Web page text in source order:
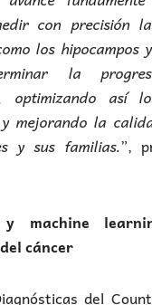
con precisión
los hipocampos
la
optimizando así
mejorando la
y sus familias.”,
y machine
cáncer
del